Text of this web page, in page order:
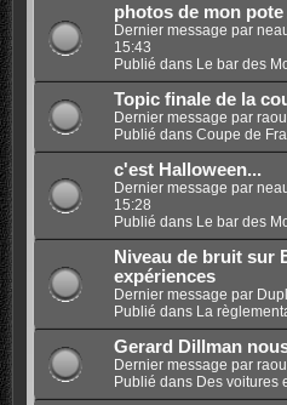
photos de mon
Dernier message par
15:43
Publié dans Le bar des
Topic finale de la
Dernier message par
Publié dans Coupe de
c'est Halloween...
Dernier message par
15:28
Publié dans Le bar des
Niveau de bruit sur
expériences
Dernier message par
Publié dans La
Gerard Dillman
Dernier message par
Publié dans Des voitures